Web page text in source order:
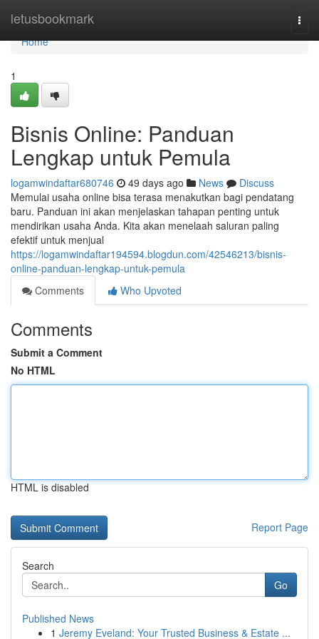
letusbookmark
Home
Home
1
Bisnis Online: Panduan
Lengkap untuk Pemula
logamwindaftar680746 49 days ago News
Discuss
Memulai usaha online bisa terasa menakutkan bagi pendatang
baru. Panduan ini akan menjelaskan tahapan penting untuk
mendirikan usaha Anda. Kita akan menelaah saluran paling
efektif untuk menjual
https://logamwindaftar194594.blogdun.com/42546213/bisnis-
online-panduan-lengkap-untuk-pemula
Comments
Who Upvoted
Comments
Submit a Comment
No HTML
HTML is disabled
Report Page
Search
Go
Published News
1 Jeremy Eveland: Your Trusted Business & Estate ...